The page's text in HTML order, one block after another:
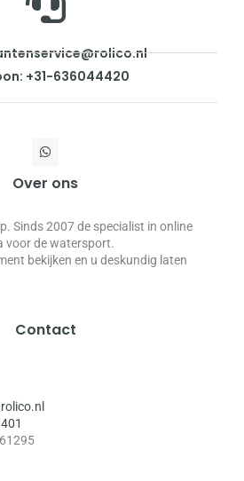
+31-636044420
Over ons
Sinds 2007 de specialist in online
voor de watersport.
bekijken en u deskundig laten
Contact